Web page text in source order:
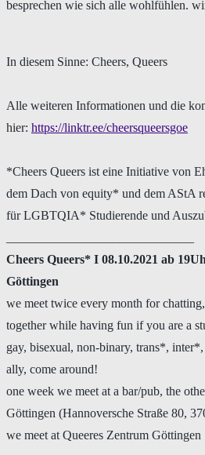
besprechen wie sich alle wohlfühlen.
In diesem Sinne: Cheers, Queers
Alle weiteren Informationen und die
hier: https://linktr.ee/cheersqueersgoe
*Cheers Queers ist eine Initiative von
dem Dach von equity* und dem AStA
für LGBTQIA* Studierende und
Cheers Queers* I 08.10.2021 ab
Göttingen
we meet twice every month for
together while having fun if you are a
gay, bisexual, non-binary, trans*,
ally, come around!
one week we meet at a bar/pub, the
Göttingen (Hannoversche Straße 80,
we meet at Queeres Zentrum Göttingen